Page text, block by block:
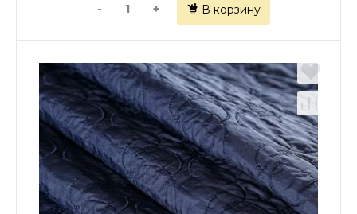
- + В корзину